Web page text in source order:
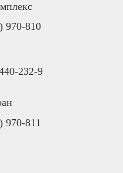
970-810
232-9
970-811